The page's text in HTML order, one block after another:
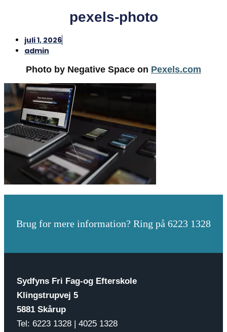
pexels-photo
juli 1, 2026
admin
Photo by Negative Space on Pexels.com
Brug for mere information? Ring på 6223 1328
Sydfyns Fri Fag-og Efterskole
Klingstrupvej 5
5881 Skårup
Tel: 6223 1328 | 4025 1328